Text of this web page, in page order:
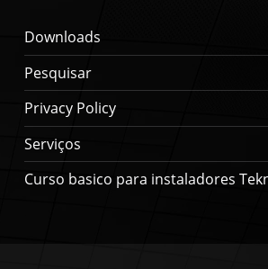
Downloads
Pesquisar
Privacy Policy
Serviços
Curso basico para instaladores